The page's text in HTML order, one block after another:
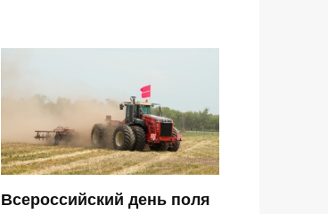
Всероссийский день поля